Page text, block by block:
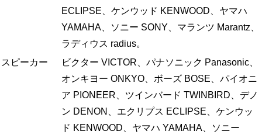
ECLIPSE、ケンウッド KENWOOD、ヤマハ
YAMAHA、ソニー SONY、マランツ Marantz、
ラディウス radius。
スピーカー
ビクター VICTOR、パナソニック Panasonic、
オンキヨー ONKYO、ボーズ BOSE、パイオニ
ア PIONEER、ツインバード TWINBIRD、デノ
ン DENON、エクリプス ECLIPSE、ケンウッ
ド KENWOOD、ヤマハ YAMAHA、ソニー